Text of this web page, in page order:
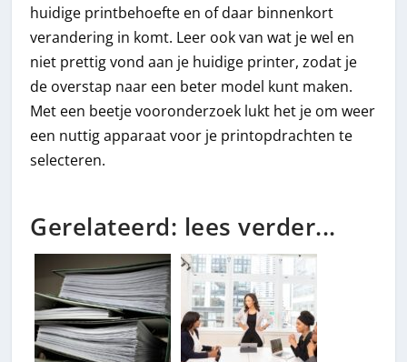
huidige printbehoefte en of daar binnenkort
verandering in komt. Leer ook van wat je wel en
niet prettig vond aan je huidige printer, zodat je
de overstap naar een beter model kunt maken.
Met een beetje vooronderzoek lukt het je om weer
een nuttig apparaat voor je printopdrachten te
selecteren.
Gerelateerd: lees verder...